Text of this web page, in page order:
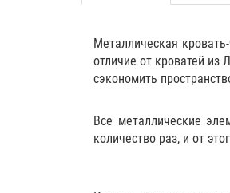
Металлическая
отличие от кроватей
сэкономить
Все металлические
количество раз, и от